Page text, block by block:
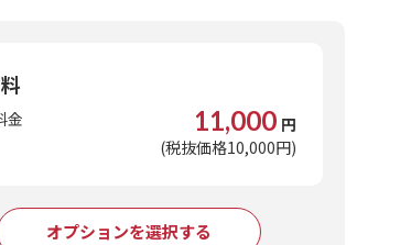
金 11,000 円
(税抜価格10,000円)
オプションを選択する